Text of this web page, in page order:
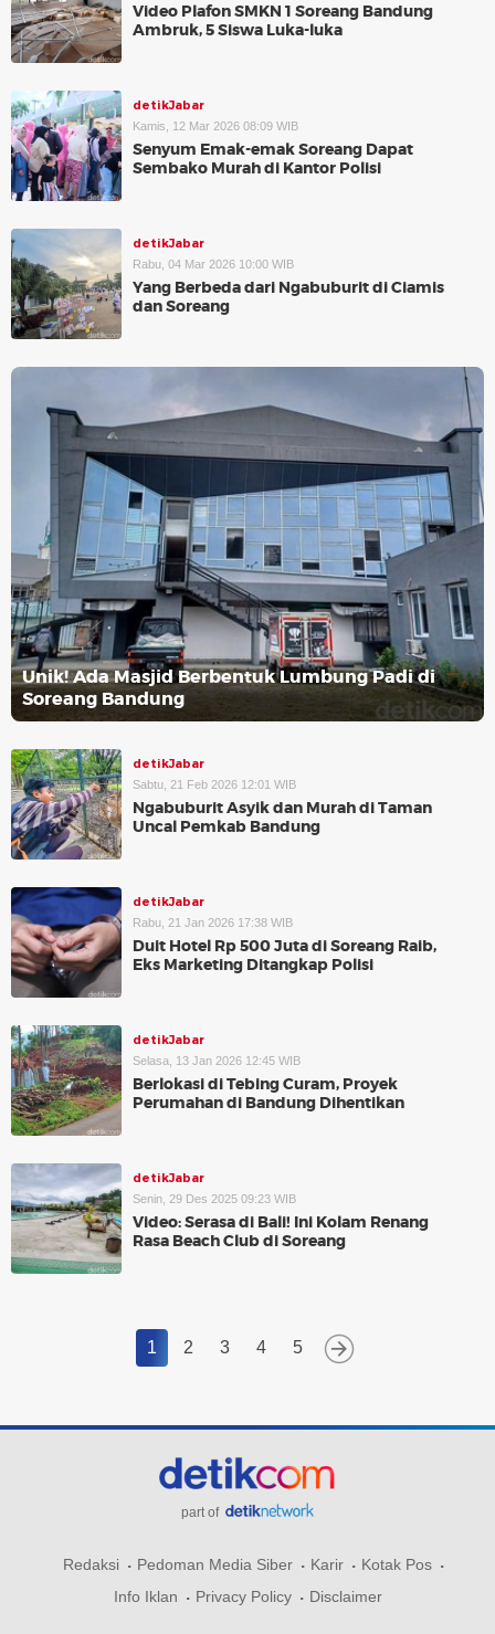
Video Plafon SMKN 1 Soreang Bandung
Ambruk, 5 Siswa Luka-luka
detikJabar
Kamis, 12 Mar 2026 08:09 WIB
Senyum Emak-emak Soreang Dapat
Sembako Murah di Kantor Polisi
detikJabar
Rabu, 04 Mar 2026 10:00 WIB
Yang Berbeda dari Ngabuburit di Ciamis
dan Soreang
Unik! Ada Masjid Berbentuk Lumbung Padi di
Soreang Bandung
detikJabar
Sabtu, 21 Feb 2026 12:01 WIB
Ngabuburit Asyik dan Murah di Taman
Uncal Pemkab Bandung
detikJabar
Rabu, 21 Jan 2026 17:38 WIB
Duit Hotel Rp 500 Juta di Soreang Raib,
Eks Marketing Ditangkap Polisi
detikJabar
Selasa, 13 Jan 2026 12:45 WIB
Berlokasi di Tebing Curam, Proyek
Perumahan di Bandung Dihentikan
detikJabar
Senin, 29 Des 2025 09:23 WIB
Video: Serasa di Bali! Ini Kolam Renang
Rasa Beach Club di Soreang
1 2 3 4 5
part of
Redaksi Pedoman Media Siber Karir
Kotak Pos
Info Iklan
Privacy Policy Disclaimer